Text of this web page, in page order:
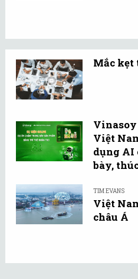
Mắc kẹt
Vinasoy
Việt
dụng AI
bày,
TIM EVANS
Việt
châu Á